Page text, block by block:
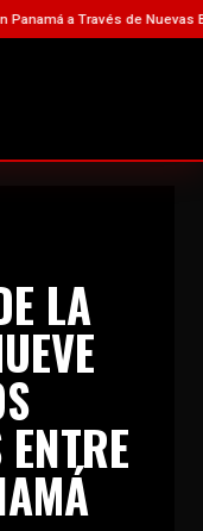
a Través de Nuevas Becas
LA